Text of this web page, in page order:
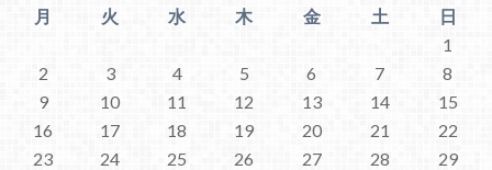
月
火 水 木 金 土
日
1
2
3 4 5 6 7
8
9
10 11 12 13 14
15
16
17 18 19 20 21
22
23
24 25 26 27 28
29